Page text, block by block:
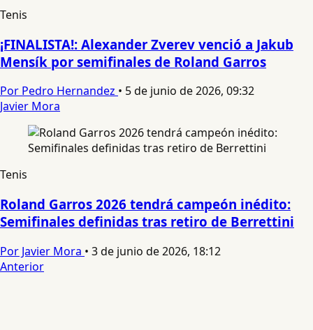
Tenis
¡FINALISTA!: Alexander Zverev venció a Jakub
Mensík por semifinales de Roland Garros
Por Pedro Hernandez • 5 de junio de 2026, 09:32
Javier Mora
Tenis
Roland Garros 2026 tendrá campeón inédito:
Semifinales definidas tras retiro de Berrettini
Por Javier Mora • 3 de junio de 2026, 18:12
Anterior